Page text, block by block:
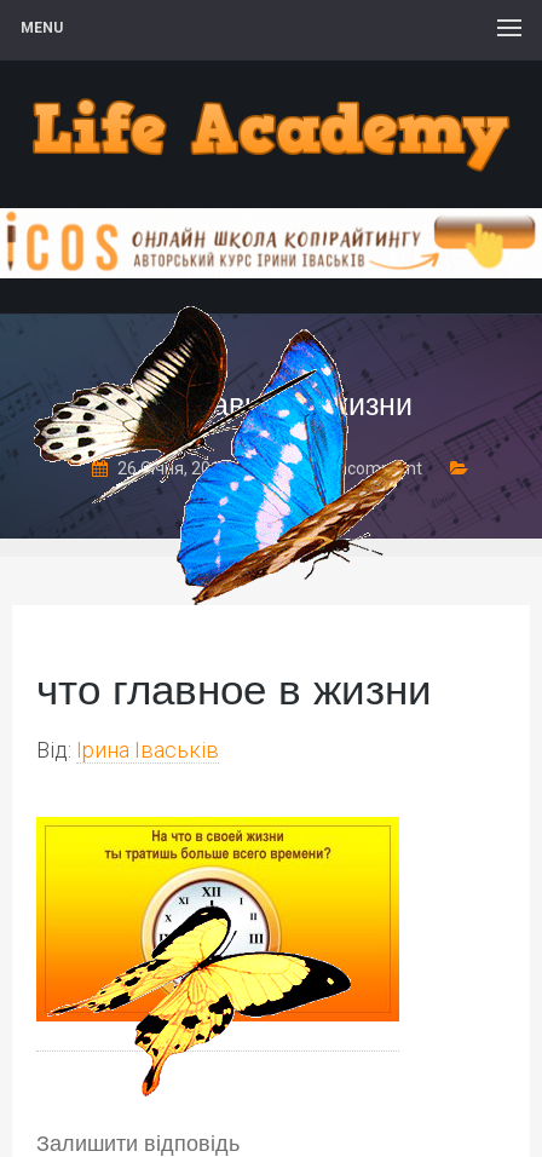
MENU
что главное в жизни
26 Січня, 2017 Leave a comment
что главное в жизни
Від: Ірина Іваськів
Залишити відповідь